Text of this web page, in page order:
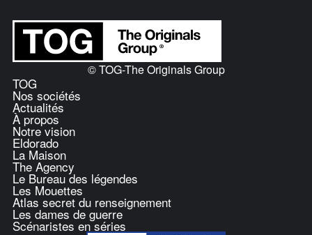
© TOG-The Originals Group
TOG
Nos sociétés
Actualités
À propos
Notre vision
Eldorado
La Maison
The Agency
Le Bureau des légendes
Les Mouettes
Atlas secret du renseignement
Les dames de guerre
Scénaristes en séries